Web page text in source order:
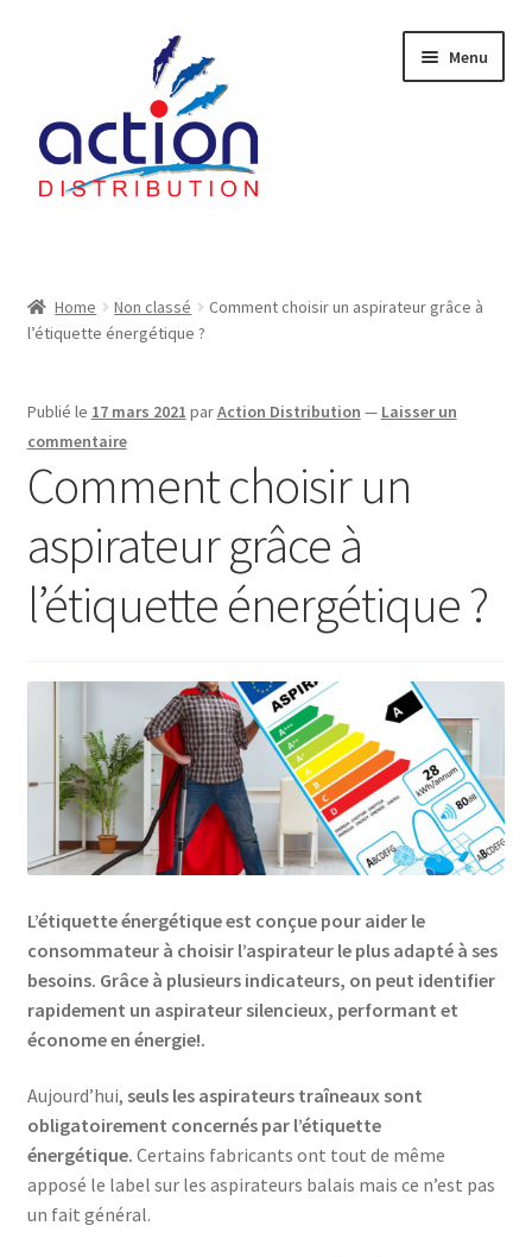
navigation
Menu
2 voies épulcheur – 24.27.61
ab-635
AB-635p
AB-635p
AB-636
AB-636p
Accessoire pour table et fer à repasser
Accessoires
Accessoires de rangement
Accessoires salle de bain set 3pcs – 73278
accueil
AF-1003
Home Non classé
Comment choisir un aspirateur grâce à
l’étiquette énergétique ?
Publié le 17 mars 2021 parAction Distribution — Laisser un
commentaire
Comment choisir un
aspirateur grâce à
l’étiquette énergétique ?
L’étiquette énergétique est conçue pour aider le
consommateur à choisir l’aspirateur le plus adapté à ses
besoins. Grâce à plusieurs indicateurs, on peut identifier
rapidement un aspirateur silencieux, performant et
économe en énergie!.
Aujourd’hui, seuls les aspirateurs traîneaux sont
obligatoirement concernés par l’étiquette
énergétique. Certains fabricants ont tout de même
apposé le label sur les aspirateurs balais mais ce n’est pas
un fait général.